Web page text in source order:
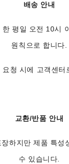
배송 안내
평일 오전 10시
원칙으로 합니다.
청 시에 고객센터
교환/반품 안내
하지만 제품 특성
수 있습니다.